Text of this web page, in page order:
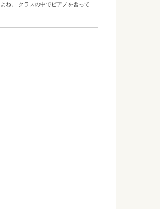
ね。 クラスの中でピアノを習って